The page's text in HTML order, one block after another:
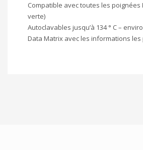
Compatible avec toutes les poignées
verte)
Autoclavables jusqu’à 134 ° C –
Data Matrix avec les informations